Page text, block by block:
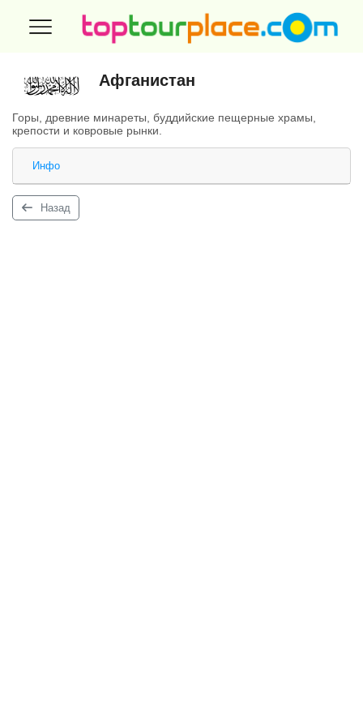
Афганистан
Горы, древние минареты, буддийские пещерные храмы,
крепости и ковровые рынки.
Инфо
Назад